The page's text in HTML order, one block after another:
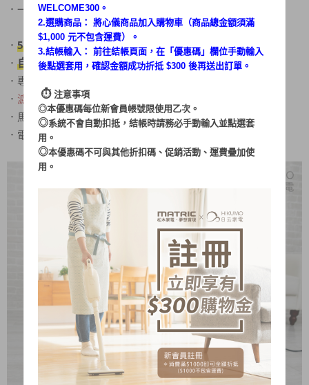
．一鍵式操作 操作簡單
． 5M電線長，家務空間不受限
． 自帶配件不遺失 (好用、好吸的扁吸嘴)
．專用不織布濾網，有效過濾灰塵和髒空氣
． 濾網可重複使用，省錢又環保
．馬達過熱保護裝置，使用更安全
．電源線上附有
WELCOME300。
2.選購商品： 將心儀商品加入購物車（商品總金額須滿
$1,000 元不包含運費）。
3.結帳輸入： 前往結帳頁面，在「 優惠碼 」欄位手動輸入
後點選套用，確認金額成功折抵 $300 後再送出訂單。
⏱︎ 注意事項
◎本優惠碼每位新會員帳號限使用乙次。
◎系統不會自動扣抵，結帳時請務必手動輸入並點選套
用。
◎本優惠碼不可與其他折扣碼、促銷活動、運費疊加使
用。